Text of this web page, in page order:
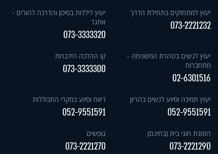
יעוץ למתחזקים בתחילת הדרך
073-2221232
יעוץ לילדות בסיכון והדרכה להורים -
אתגר
073-3333320
יעוץ לנשים בטהרת המשפחה -
מתחברות
02-6301516
קו ההלכה הידברות
073-3333300
יעוץ תמיכה וסיוע לנשים בהריון
052-9551591
דיווח וסיוע במקרי התבוללות
052-9551591
הזמנת חוגי בית (בחינם)
073-2221290
נופשים
073-2221270